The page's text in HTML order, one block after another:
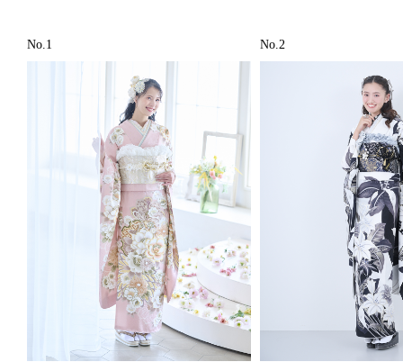
No.1 No.2